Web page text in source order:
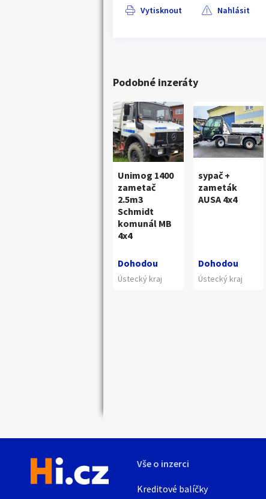
Vytisknout Nahlásit
Podobné inzeráty
Unimog 1400
zametač
2.5m3
Schmidt
komunál MB
4x4
Dohodou
Ústecký kraj
sypač +
zameták
AUSA 4x4
Dohodou
Ústecký kraj
Vše o inzerci
Kreditové balíčky